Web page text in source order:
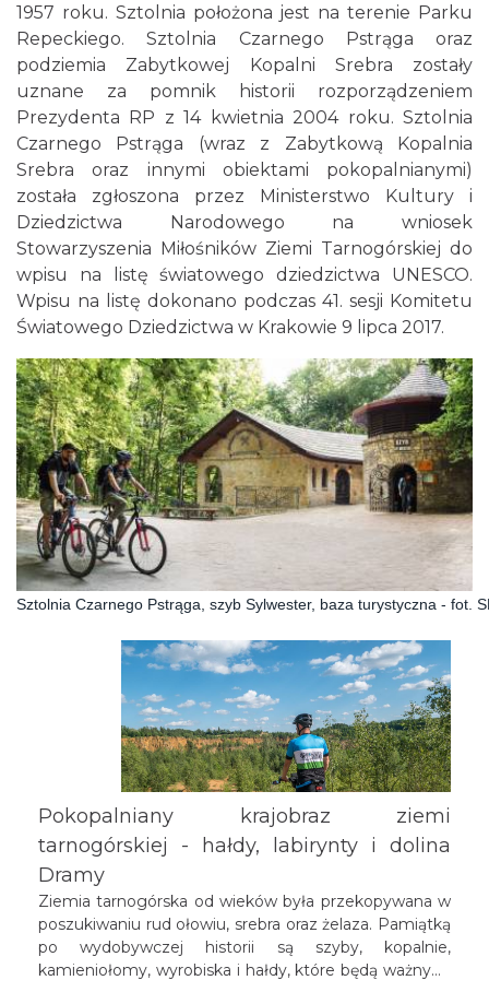
1957 roku. Sztolnia położona jest na terenie Parku
Repeckiego. Sztolnia Czarnego Pstrąga oraz
podziemia Zabytkowej Kopalni Srebra zostały
uznane za pomnik historii rozporządzeniem
Prezydenta RP z 14 kwietnia 2004 roku. Sztolnia
Czarnego Pstrąga (wraz z Zabytkową Kopalnia
Srebra oraz innymi obiektami pokopalnianymi)
została zgłoszona przez Ministerstwo Kultury i
Dziedzictwa Narodowego na wniosek
Stowarzyszenia Miłośników Ziemi Tarnogórskiej do
wpisu na listę światowego dziedzictwa UNESCO.
Wpisu na listę dokonano podczas 41. sesji Komitetu
Światowego Dziedzictwa w Krakowie 9 lipca 2017.
Sztolnia Czarnego Pstrąga, szyb Sylwester, baza turystyczna - fot.
Pokopalniany krajobraz ziemi
tarnogórskiej - hałdy, labirynty i dolina
Dramy
Ziemia tarnogórska od wieków była przekopywana w
poszukiwaniu rud ołowiu, srebra oraz żelaza. Pamiątką
po wydobywczej historii są szyby, kopalnie,
kamieniołomy, wyrobiska i hałdy, które będą ważnymi